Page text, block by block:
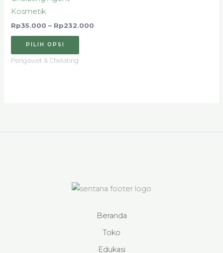
Kosmetik
Rp35.000 – Rp232.000
PILIH OPSI
Pengawet & Chelating
Beranda
Toko
Edukasi